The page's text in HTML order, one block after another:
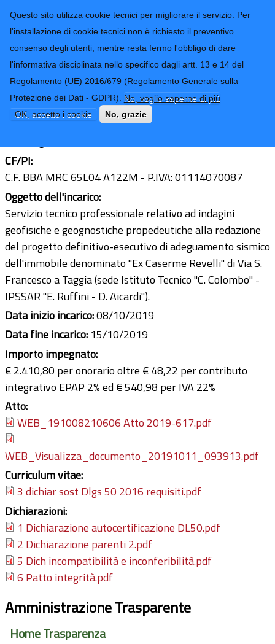
Questo sito utilizza cookie tecnici per migliorare il servizio. Per
l'installazione di cookie tecnici non è richiesto il preventivo
consenso degli utenti, mentre resta fermo l'obbligo di dare
l'informativa disciplinata nello specifico dagli artt. 13 e 14 del
Regolamento (UE) 2016/679 (Regolamento Generale sulla
Protezione dei Dati - GDPR). No, voglio saperne di più
OK, accetto i cookie
No, grazie
Provincia di
Imperia
CONTATTI-URP
TRASPARENZA
Form di ricerca
Geologo Marco Abbo
Ultimo aggiornamento: 11/10/2019 - 09:45
CF/PI:
C.F. BBA MRC 65L04 A122M - P.IVA: 01114070087
Oggetto dell'incarico:
Servizio tecnico professionale relativo ad indagini
geofisiche e geognostiche propedeutiche alla redazione
del progetto definitivo-esecutivo di adeguamento sismico
dell'immobile denominato "Ex Caserme Revelli" di Via S.
Francesco a Taggia (sede Istituto Tecnico "C. Colombo" -
IPSSAR "E. Ruffini - D. Aicardi").
Data inizio incarico:08/10/2019
Data fine incarico: 15/10/2019
Importo impegnato:
€ 2.410,80 per onorario oltre € 48,22 per contributo
integrativo EPAP 2% ed € 540,98 per IVA 22%
Atto:
WEB_191008210606 Atto 2019-617.pdf
WEB_Visualizza_documento_20191011_093913.pdf
Curriculum vitae:
3 dichiar sost Dlgs 50 2016 requisiti.pdf
Dichiarazioni:
1 Dichiarazione autocertificazione DL50.pdf
2 Dichiarazione parenti 2.pdf
5 Dich incompatibilità e inconferibilità.pdf
6 Patto integrità.pdf
Amministrazione Trasparente
Home Trasparenza